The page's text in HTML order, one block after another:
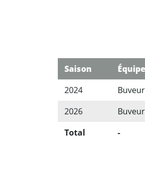
Saison Équipe
2024
2026
Total
-